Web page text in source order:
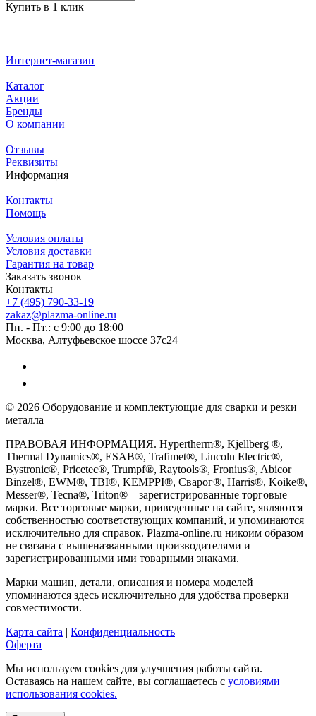
Купить в 1 клик
Интернет-магазин
Каталог
Акции
Бренды
О компании
Отзывы
Реквизиты
Информация
Контакты
Помощь
Условия оплаты
Условия доставки
Гарантия на товар
Заказать звонок
Контакты
+7 (495) 790-33-19
zakaz@plazma-online.ru
Пн. - Пт.: с 9:00 до 18:00
Москва, Алтуфьевское шоссе 37с24
© 2026 Оборудование и комплектующие для сварки и резки
металла
ПРАВОВАЯ ИНФОРМАЦИЯ. Hypertherm®, Kjellberg ®,
Thermal Dynamics®, ESAB®, Trafimet®, Lincoln Electric®,
Bystronic®, Pricetec®, Trumpf®, Raytools®, Fronius®, Abicor
Binzel®, EWM®, TBI®, KEMPPI®, Сварог®, Harris®, Koike®,
Messer®, Tecna®, Triton® – зарегистрированные торговые
марки. Все торговые марки, приведенные на сайте, являются
собственностью соответствующих компаний, и упоминаются
исключительно для справок. Plazma-online.ru никоим образом
не связана с вышеназванными производителями и
зарегистрированными ими товарными знаками.
Марки машин, детали, описания и номера моделей
упоминаются здесь исключительно для удобства проверки
совместимости.
Карта сайта | Конфиденциальность
Оферта
Мы используем cookies для улучшения работы сайта.
Оставаясь на нашем сайте, вы соглашаетесь с условиями
использования cookies.